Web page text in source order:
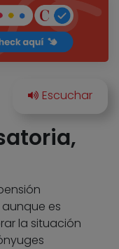
es
la situación